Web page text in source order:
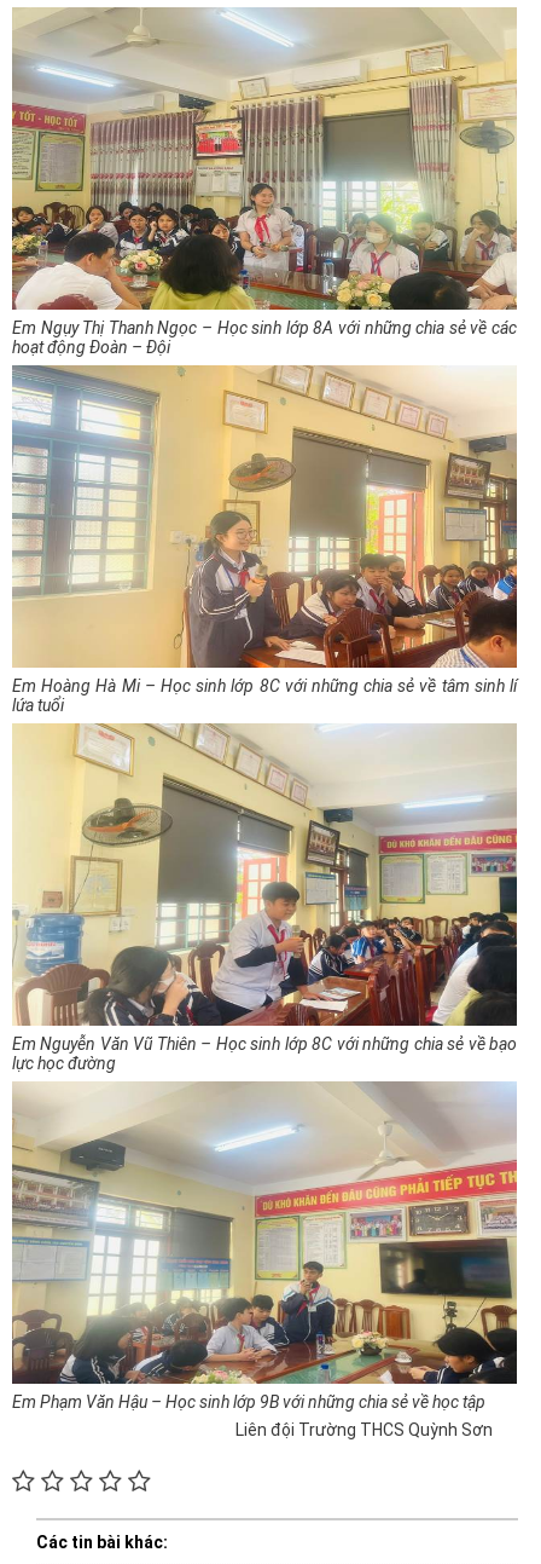
Em Ngụy Thị Thanh Ngọc – Học sinh lớp 8A với những chia sẻ về các
hoạt động Đoàn – Đội
Em Hoàng Hà Mi – Học sinh lớp 8C với những chia sẻ về tâm sinh lí
lứa tuổi
Em Nguyễn Văn Vũ Thiên – Học sinh lớp 8C với những chia sẻ về bạo
lực học đường
Em Phạm Văn Hậu – Học sinh lớp 9B với những chia sẻ về học tập
Liên đội Trường THCS Quỳnh Sơn
Các tin bài khác: